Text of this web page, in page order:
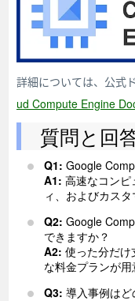
詳細については、公式
ud Compute Engine
質問と回
Q1: Google
A1: 高速なコンピ
ィ、およびカス
Q2: Google
できますか？
A2: 使った分だけ
な料金プランが用
Q3: 導入事例は